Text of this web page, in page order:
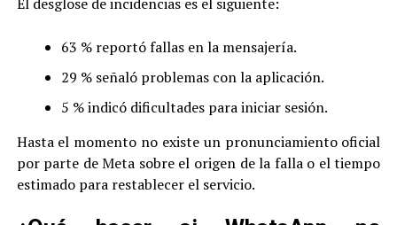
63 % reportó fallas en la mensajería.
29 % señaló problemas con la aplicación.
5 % indicó dificultades para iniciar sesión.
Hasta el momento no existe un pronunciamiento oficial
por parte de Meta sobre el origen de la falla o el tiempo
estimado para restablecer el servicio.